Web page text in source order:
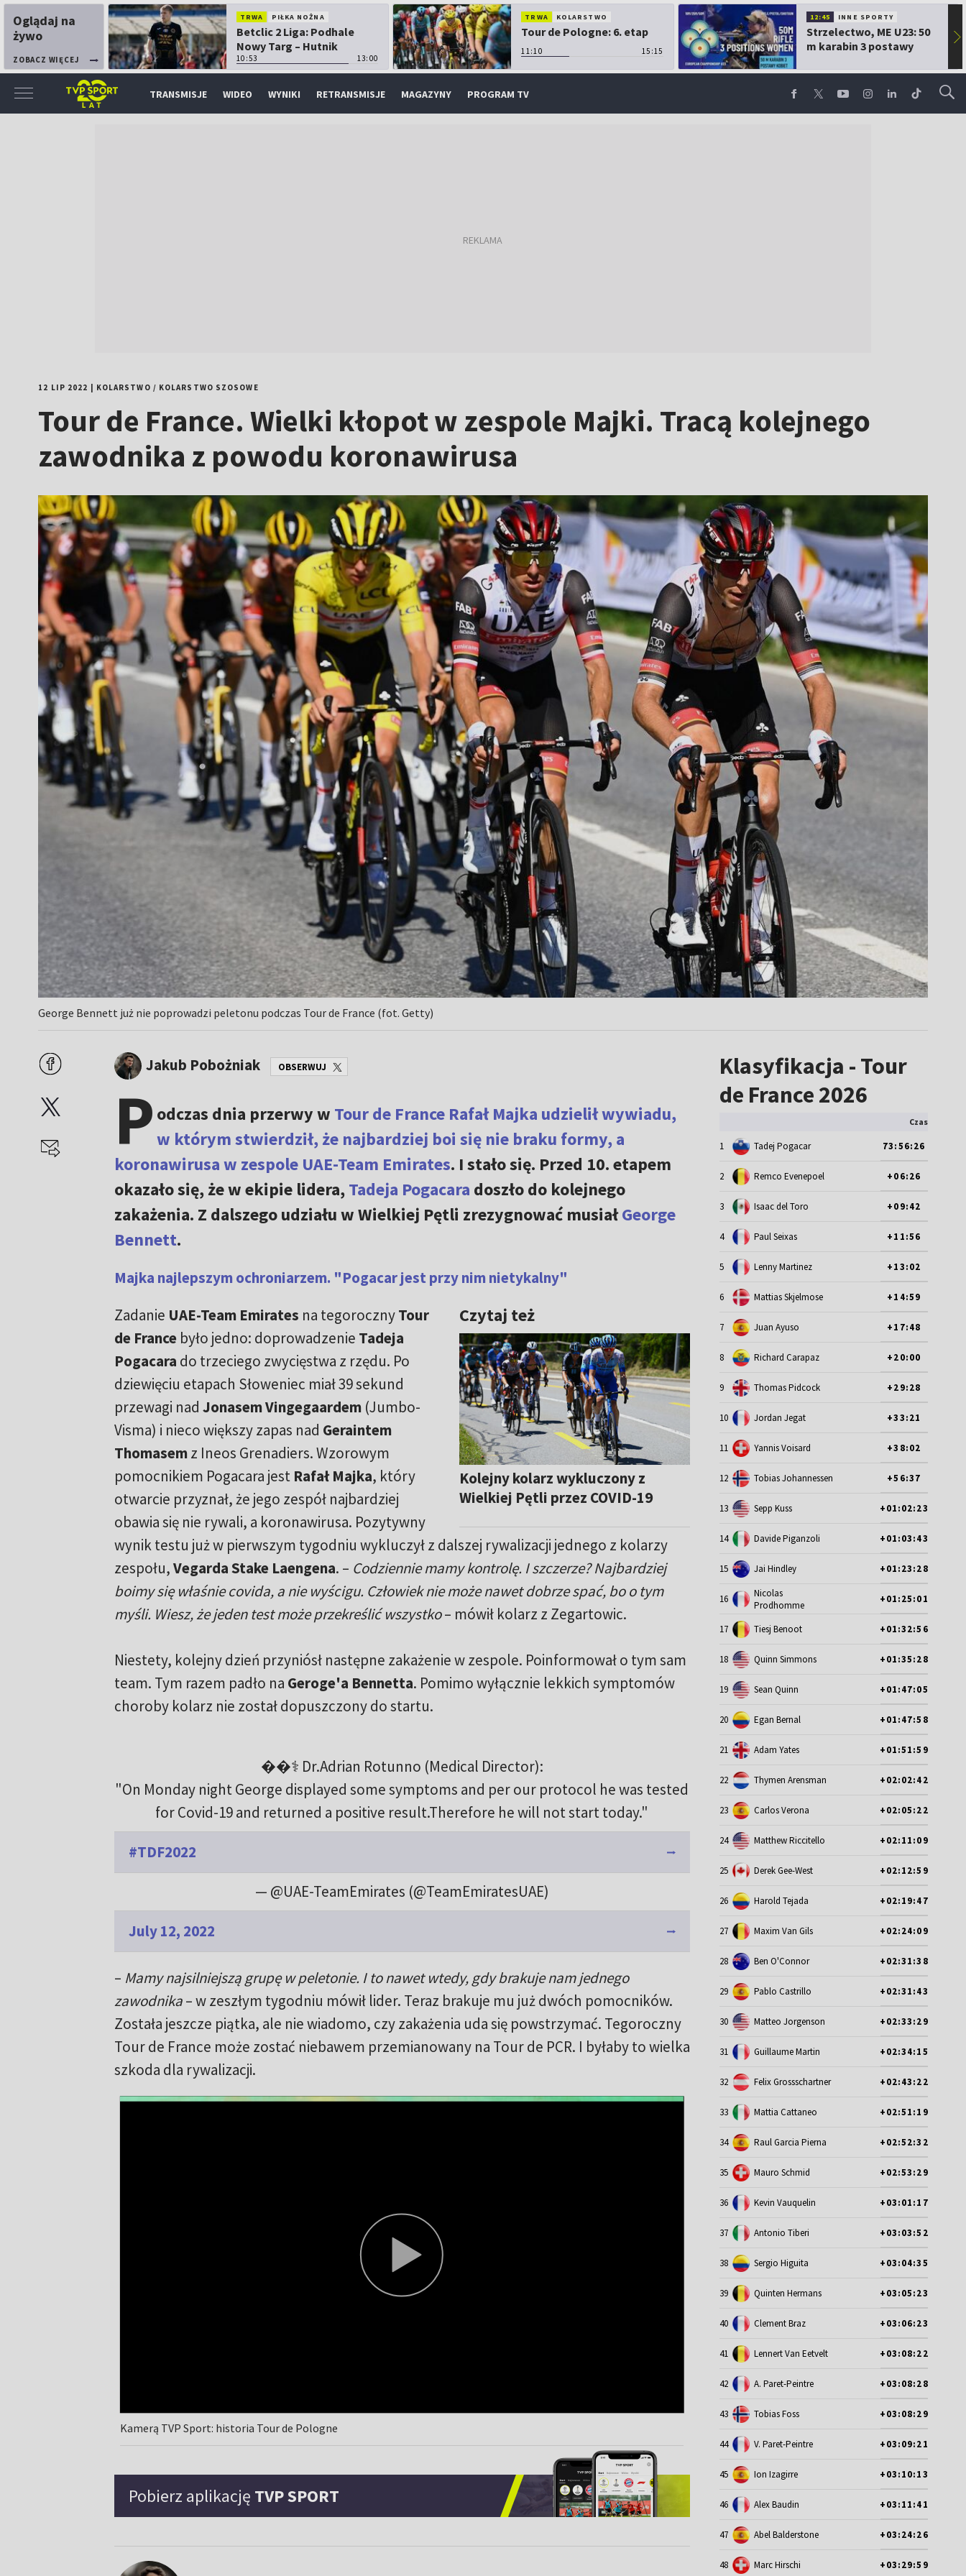
Oglądaj na
żywo
ZOBACZ WIĘCEJ
TRWA PIŁKA NOŻNA
Betclic 2 Liga: Podhale
Nowy Targ – Hutnik
Kraków
10:53 13:00
TRWA KOLARSTWO
Tour de Pologne: 6. etap
11:10 15:15
12:45 INNE SPORTY
Strzelectwo, ME U23: 50
m karabin 3 postawy
▶
TRANSMISJE WIDEO WYNIKI RETRANSMISJE MAGAZYNY PROGRAM TV
12 LIP 2022 KOLARSTWO / KOLARSTWO SZOSOWE
Tour de France. Wielki kłopot w zespole Majki. Tracą kolejnego
zawodnika z powodu koronawirusa
George Bennett już nie poprowadzi peletonu podczas Tour de France (fot. Getty)
Jakub Pobożniak OBSERWUJ
P odczas dnia przerwy w Tour de France Rafał Majka udzielił wywiadu,
w którym stwierdził, że najbardziej boi się nie braku formy, a
koronawirusa w zespole UAE-Team Emirates. I stało się. Przed 10. etapem
okazało się, że w ekipie lidera,Tadeja Pogacara doszło do kolejnego
zakażenia. Z dalszego udziału w Wielkiej Pętli zrezygnować musiałGeorge
Bennett.
Majka najlepszym ochroniarzem. "Pogacar jest przy nim nietykalny"
Czytaj też
Kolejny kolarz wykluczony z
Wielkiej Pętli przez COVID-19
Zadanie UAE-Team Emirates na tegorocznyTour
de Francebyło jedno: doprowadzenie Tadeja
Pogacara do trzeciego zwycięstwa z rzędu. Po
dziewięciu etapach Słoweniec miał 39 sekund
przewagi nad Jonasem Vingegaardem(Jumbo-
Visma) i nieco większy zapas nad Geraintem
Thomasemz Ineos Grenadiers. Wzorowym
pomocnikiem Pogacara jest Rafał Majka, który
otwarcie przyznał, że jego zespół najbardziej
obawia się nie rywali, a koronawirusa. Pozytywny
wynik testu już w pierwszym tygodniu wykluczył z dalszej rywalizacji jednego z kolarzy
zespołu,Vegarda Stake Laengena. – Codziennie mamy kontrolę. I szczerze? Najbardziej
boimy się właśnie covida, a nie wyścigu. Człowiek nie może nawet dobrze spać, bo o tym
myśli. Wiesz, że jeden test może przekreślić wszystko– mówił kolarz z Zegartowic.
Niestety, kolejny dzień przyniósł następne zakażenie w zespole. Poinformował o tym sam
team. Tym razem padło na Geroge'a Bennetta. Pomimo wyłącznie lekkich symptomów
choroby kolarz nie został dopuszczony do startu.
��‍⚕️ Dr.Adrian Rotunno (Medical Director):
"On Monday night George displayed some symptoms and per our protocol he was tested
for Covid-19 and returned a positive result.Therefore he will not start today."
#TDF2022
— @UAE-TeamEmirates (@TeamEmiratesUAE)
July 12, 2022
– Mamy najsilniejszą grupę w peletonie. I to nawet wtedy, gdy brakuje nam jednego
zawodnika– w zeszłym tygodniu mówił lider. Teraz brakuje mu już dwóch pomocników.
Została jeszcze piątka, ale nie wiadomo, czy zakażenia uda się powstrzymać. Tegoroczny
Tour de France może zostać niebawem przemianowany na Tour de PCR. I byłaby to wielka
szkoda dla rywalizacji.
Kamerą TVP Sport: historia Tour de Pologne
Pobierz aplikację TVP SPORT
Klasyfikacja - Tour
de France 2026
Czas
1 Tadej Pogacar 73:56:26
2 Remco Evenepoel +06:26
3 Isaac del Toro +09:42
4 Paul Seixas +11:56
5 Lenny Martinez +13:02
6 Mattias Skjelmose +14:59
7 Juan Ayuso +17:48
8 Richard Carapaz +20:00
9 Thomas Pidcock +29:28
10 Jordan Jegat +33:21
11 Yannis Voisard +38:02
12 Tobias Johannessen +56:37
13 Sepp Kuss +01:02:23
14 Davide Piganzoli +01:03:43
15 Jai Hindley +01:23:28
16
Nicolas
Prodhomme
+01:25:01
17 Tiesj Benoot +01:32:56
18 Quinn Simmons +01:35:28
19 Sean Quinn +01:47:05
20 Egan Bernal +01:47:58
21 Adam Yates +01:51:59
22 Thymen Arensman +02:02:42
23 Carlos Verona +02:05:22
24 Matthew Riccitello +02:11:09
25 Derek Gee-West +02:12:59
26 Harold Tejada +02:19:47
27 Maxim Van Gils +02:24:09
28 Ben O'Connor +02:31:38
29 Pablo Castrillo +02:31:43
30 Matteo Jorgenson +02:33:29
31 Guillaume Martin +02:34:15
32 Felix Grossschartner +02:43:22
33 Mattia Cattaneo +02:51:19
34 Raul Garcia Pierna +02:52:32
35 Mauro Schmid +02:53:29
36 Kevin Vauquelin +03:01:17
37 Antonio Tiberi +03:03:52
38 Sergio Higuita +03:04:35
39 Quinten Hermans +03:05:23
40 Clement Braz +03:06:23
41 Lennert Van Eetvelt +03:08:22
42 A. Paret-Peintre +03:08:28
43 Tobias Foss +03:08:29
44 V. Paret-Peintre +03:09:21
45 Ion Izagirre +03:10:13
46 Alex Baudin +03:11:41
47 Abel Balderstone +03:24:26
48 Marc Hirschi +03:29:59